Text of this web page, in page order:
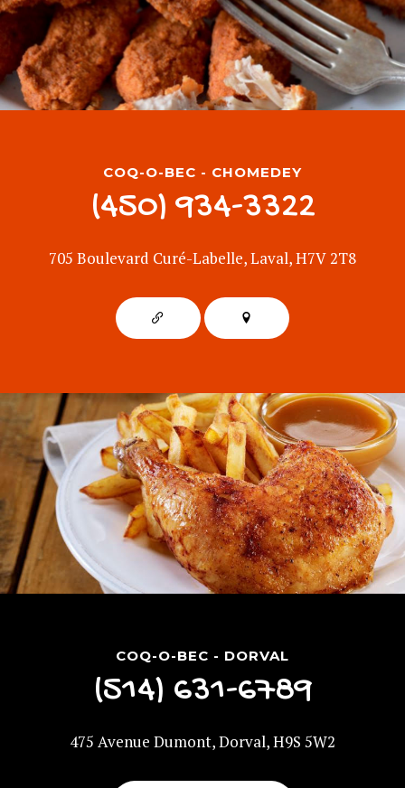
COQ-O-BEC - CHOMEDEY
(450) 934-3322
705 Boulevard Curé-Labelle, Laval, H7V 2T8
COQ-O-BEC - DORVAL
(514) 631-6789
475 Avenue Dumont, Dorval, H9S 5W2